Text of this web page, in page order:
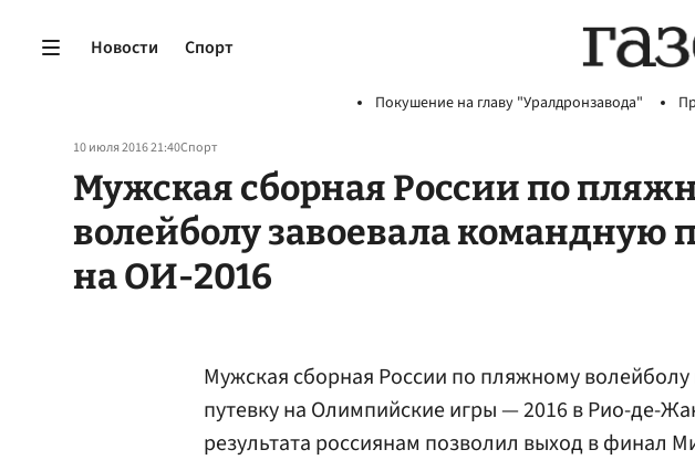
Новости Спорт
Покушение на главу "Уралдронзавода"
10 июля 2016 21:40Спорт
Мужская сборная России по
волейболу завоевала командную
на ОИ-2016
Мужская сборная России по пляжному
путевку на Олимпийские игры — 2016 в Рио-де-
результата россиянам позволил выход в финал